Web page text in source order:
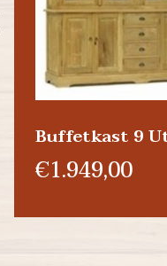
Buffetkast 9
€1.949,00